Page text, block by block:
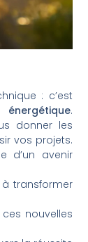
: c’est
.
donner les
vos projets.
d’un avenir
transformer
nouvelles